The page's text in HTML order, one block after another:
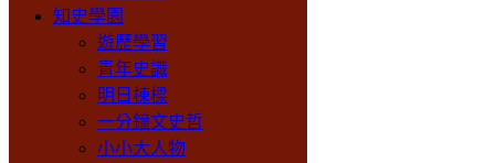
知史學園
遊歷學習
青年史識
明日棟樑
一分鐘文史哲
小小大人物